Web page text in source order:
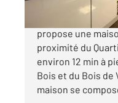
Votre agence
propose une
proximité du
environ 12 min à
Bois et du Bois
maison se